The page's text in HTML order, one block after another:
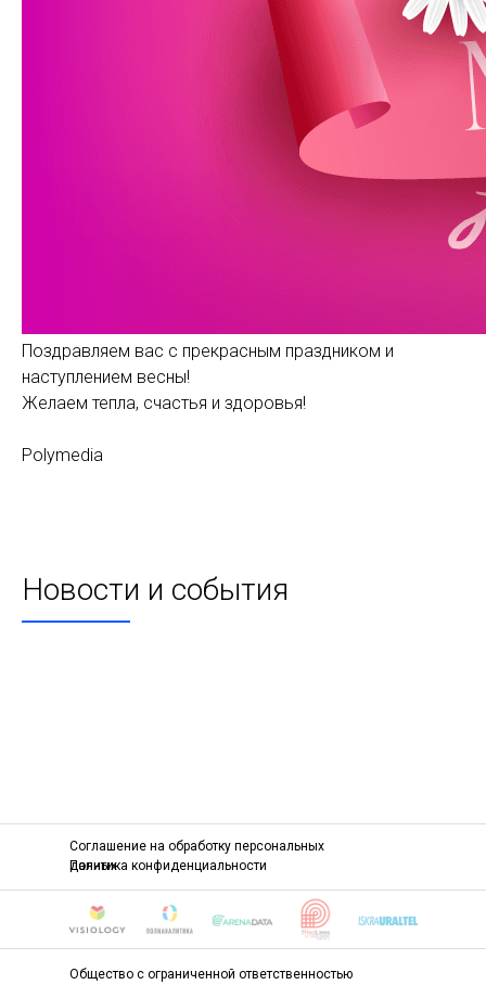
Поздравляем вас с прекрасным праздником и
наступлением весны!
Желаем тепла, счастья и здоровья!
Polymedia
Новости и события
Соглашение на обработку персональных
данных
Политика конфиденциальности
Общество с ограниченной ответственностью